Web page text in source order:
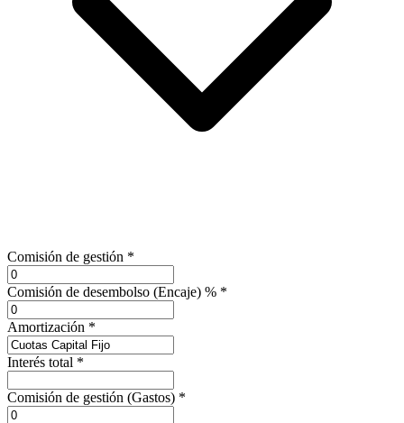
Comisión de gestión *
Comisión de desembolso (Encaje) % *
Amortización *
Interés total *
Comisión de gestión (Gastos) *